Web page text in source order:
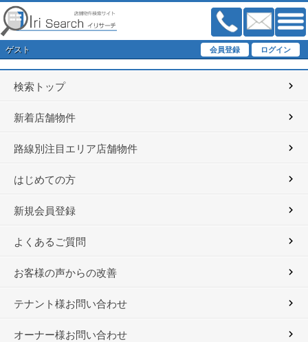
ゲスト
検索トップ
新着店舗物件
路線別注目エリア店舗物件
はじめての方
新規会員登録
よくあるご質問
お客様の声からの改善
テナント様お問い合わせ
オーナー様お問い合わせ